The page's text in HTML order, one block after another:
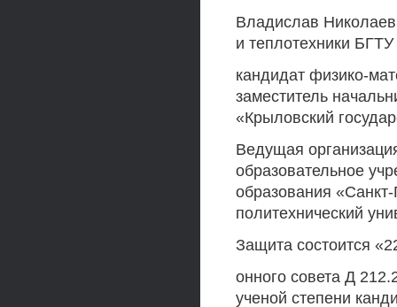
Владислав
и теплотехники
кандидат физико-
заместитель
«Крыловский
Ведущая
образовательное
образования
политехнический
Защита состоится
онного совета Д
ученой степени